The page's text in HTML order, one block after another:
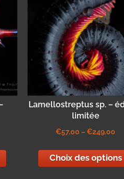
Lamellostreptus sp. –
limitée
€57,00 –€249,00
Choix des options